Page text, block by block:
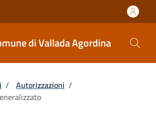
di Vallada Agordina
pane
/ Autorizzazioni /